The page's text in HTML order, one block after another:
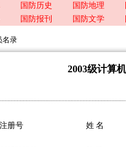
国防历史 国防地理
国防报刊 国防文学
名录
2003级计算
册号 姓 名